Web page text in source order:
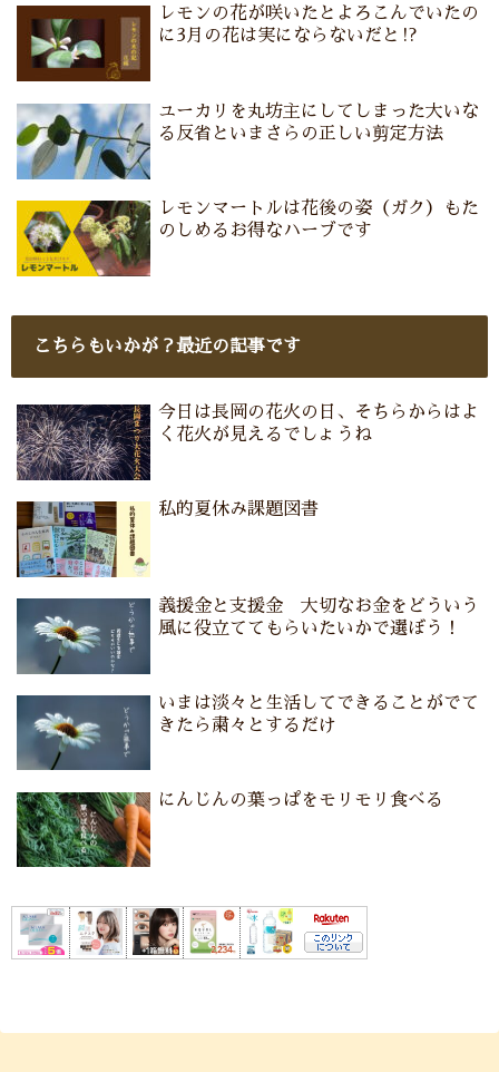
レモンの花が咲いたとよろこんでいたの
に3月の花は実にならないだと⁉
ユーカリを丸坊主にしてしまった大いな
る反省といまさらの正しい剪定方法
レモンマートルは花後の姿（ガク）もた
のしめるお得なハーブです
こちらもいかが？最近の記事です
今日は長岡の花火の日、そちらからはよ
く花火が見えるでしょうね
私的夏休み課題図書
義援金と支援金 大切なお金をどういう
風に役立ててもらいたいかで選ぼう！
いまは淡々と生活してできることがでて
きたら粛々とするだけ
にんじんの葉っぱをモリモリ食べる